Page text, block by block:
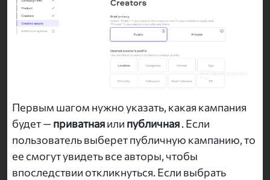
Первым шагом нужно указать, какая кампания
будет — приватнаяили публичная. Если
пользователь выберет публичную кампанию, то
ее смогут увидеть все авторы, чтобы
впоследствии откликнуться. Если выбрать